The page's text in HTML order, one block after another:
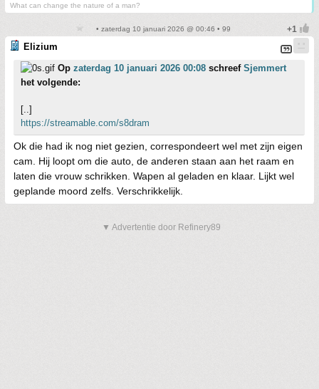
What can change the nature of a man?
• zaterdag 10 januari 2026 @ 00:46 • 99
Elizium
Op zaterdag 10 januari 2026 00:08 schreef Sjemmert
het volgende:
[..]
https://streamable.com/s8dram
Ok die had ik nog niet gezien, correspondeert wel met zijn eigen
cam. Hij loopt om die auto, de anderen staan aan het raam en
laten die vrouw schrikken. Wapen al geladen en klaar. Lijkt wel
geplande moord zelfs. Verschrikkelijk.
▼ Advertentie door Refinery89